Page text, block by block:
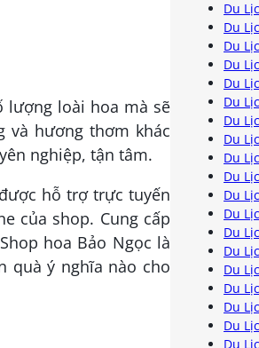
lượng loài hoa mà sẽ
và hương thơm khác
nghiệp, tận tâm.
hỗ trợ trực tuyến
của shop. Cung cấp
hoa Bảo Ngọc là
quà ý nghĩa nào cho
Du
Du
Du
Du
Du
Du
Du
Du
Du
Du
Du
Du
Du
Du
Du
Du
Du
Du
Du